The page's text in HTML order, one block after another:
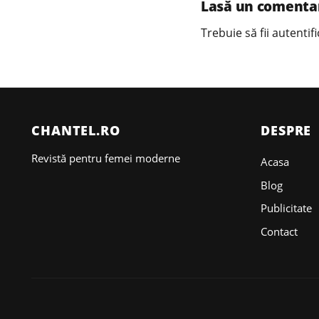
Lasă un
Trebuie să fii
CHANTEL.RO
Revistă pentru femei moderne
DESPRE
Acasa
Blog
Publicitate
Contact